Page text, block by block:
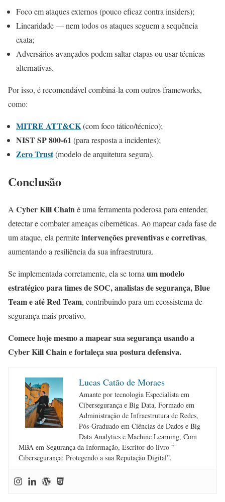
Foco em ataques externos (pouco eficaz contra insiders);
Linearidade — nem todos os ataques seguem a sequência
exata;
Adversários avançados podem saltar etapas ou usar técnicas
alternativas.
Por isso, é recomendável combiná-la com outros frameworks,
como:
MITRE ATT&CK(com foco tático/técnico);
NIST SP 800-61 (para resposta a incidentes);
Zero Trust(modelo de arquitetura segura).
Conclusão
A Cyber Kill Chainé uma ferramenta poderosa para entender,
detectar e combater ameaças cibernéticas. Ao mapear cada fase de
um ataque, ela permiteintervenções preventivas e corretivas,
aumentando a resiliência da sua infraestrutura.
Se implementada corretamente, ela se tornaum modelo
estratégico para times de SOC, analistas de segurança, Blue
Team e até Red Team, contribuindo para um ecossistema de
segurança mais proativo.
Comece hoje mesmo a mapear sua segurança usando a
Cyber Kill Chain e fortaleça sua postura defensiva.
Lucas Catão de Moraes
Amante por tecnologia Especialista em
Cibersegurança e Big Data, Formado em
Administração de Infraestrutura de Redes,
Pós-Graduado em Ciências de Dados e Big
Data Analytics e Machine Learning, Com
MBA em Segurança da Informação, Escritor do livro ”
Cibersegurança: Protegendo a sua Reputação Digital”.